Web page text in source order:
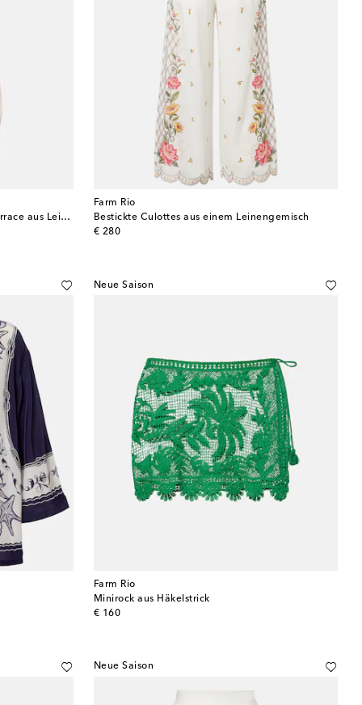
One-Shoulder-Midikleid Garden Terrace aus Leinen
Farm Rio
Bestickte Culottes aus einem Leinengemisch
€ 280
original price
Neue Saison
Farm Rio
Minirock aus Häkelstrick
€ 160
original price
Neue Saison